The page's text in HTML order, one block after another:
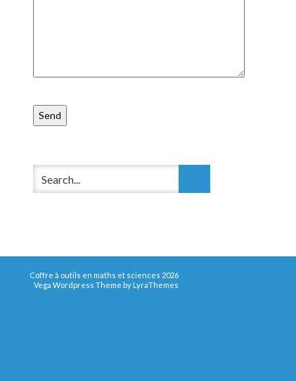
Coffre à outils en maths et sciences 2026
Vega Wordpress Theme by LyraThemes